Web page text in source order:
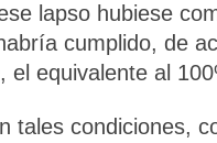
lapso hubiese
cumplido, de
el equivalente al
tales condiciones,